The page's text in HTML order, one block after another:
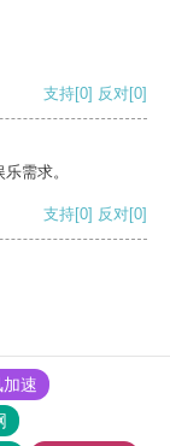
支持[0] 反对[0]
需求。
支持[0] 反对[0]
速